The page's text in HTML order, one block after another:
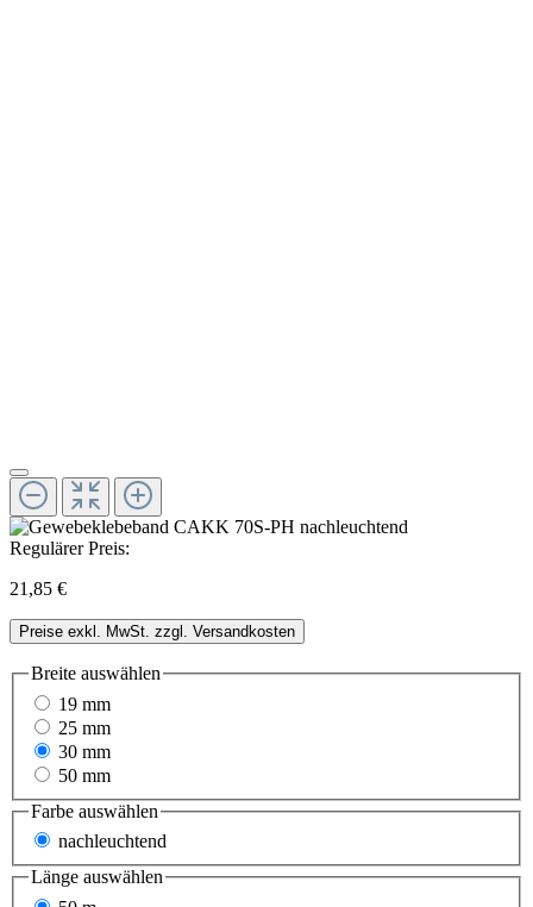
Regulärer Preis:
21,85 €
Preise exkl. MwSt. zzgl. Versandkosten
Breite auswählen
19 mm
25 mm
30 mm
50 mm
Farbe auswählen
nachleuchtend
Länge auswählen